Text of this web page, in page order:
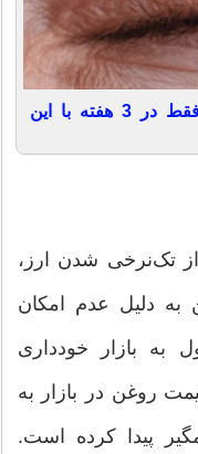
کاهش چشمگیر جای زخم و بخیه فقط در 3 هفته با این
تک‌نرخی شدن ارز،
به دلیل عدم امکان
بازار خودداری
روغن در بازار به
پیدا کرده است.